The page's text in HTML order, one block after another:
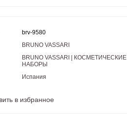
brv-9580
BRUNO VASSARI
BRUNO VASSARI | КОСМЕТИЧЕСКИЕ
НАБОРЫ
Испания
в избранное